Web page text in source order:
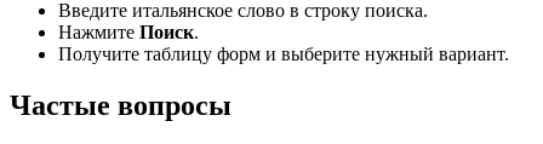
Введите итальянское слово в строку поиска.
Нажмите Поиск.
Получите таблицу форм и выберите нужный вариант.
Частые вопросы